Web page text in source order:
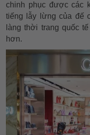
chinh phục được các
tiếng lẫy lừng của đế
làng thời trang quốc
hơn.